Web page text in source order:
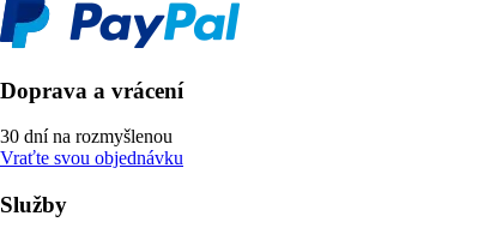
Doprava a vrácení
30 dní na rozmyšlenou
Vraťte svou objednávku
Služby